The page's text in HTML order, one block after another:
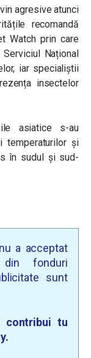
agresive atunci
recomandă
Watch prin care
Național
iar specialiștii
insectelor
asiatice s-au
temperaturilor și
în sudul și sud-
a acceptat
fonduri
sunt
contribui tu